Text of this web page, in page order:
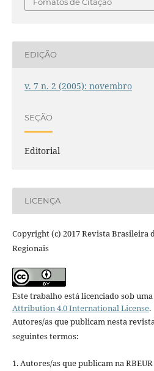
EDIÇÃO
v. 7 n. 2 (2005): novembro
SEÇÃO
Editorial
LICENÇA
Copyright (c) 2017 Revista Brasileira
Regionais
Este trabalho está licenciado sob
Attribution 4.0 International License.
Autores/as que publicam nesta
seguintes termos:
1. Autores/as que publicam na